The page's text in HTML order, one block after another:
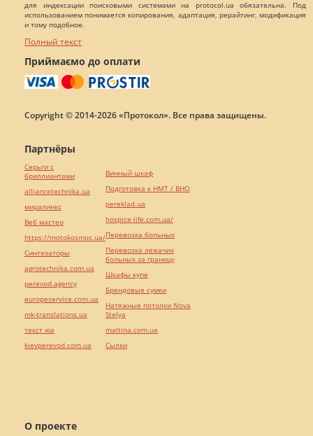
для индексации поисковыми системами на protocol.ua обязательна. Под
использованием понимается копирования, адаптация, рерайтинг, модификация
и тому подобное.
Полный текст
Приймаємо до оплати
Copyright © 2014-2026 «Протокол». Все права защищены.
О проекте
Партнёры
Серьги с
бриллиантами
alliancetechnika.ua
миралинкс
Веб мастер
https://motokosmos.ua/
Синтезаторы
agrotechnika.com.ua
perevod.agency
europeservice.com.ua
mk-translations.ua
текст юа
kievperevod.com.ua
Винный шкаф
Подготовка к НМТ / ВНО
pereklad.ua
hospice-life.com.ua/
Перевозка больных
Перевозка лежачих
больных за границу
Шкафы купе
Брендовые сумки
Натяжные потолки Nova
Stelya
maltina.com.ua
Cылки